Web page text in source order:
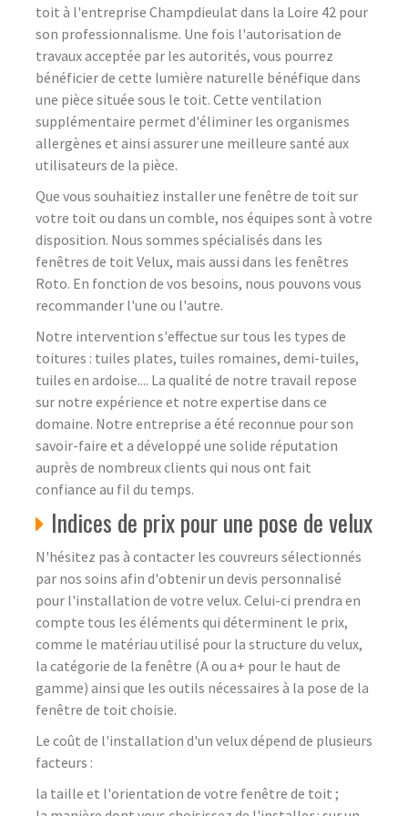
toit à l'entreprise Champdieulat dans la Loire 42 pour
son professionnalisme. Une fois l'autorisation de
travaux acceptée par les autorités, vous pourrez
bénéficier de cette lumière naturelle bénéfique dans
une pièce située sous le toit. Cette ventilation
supplémentaire permet d'éliminer les organismes
allergènes et ainsi assurer une meilleure santé aux
utilisateurs de la pièce.
Que vous souhaitiez installer une fenêtre de toit sur
votre toit ou dans un comble, nos équipes sont à votre
disposition. Nous sommes spécialisés dans les
fenêtres de toit Velux, mais aussi dans les fenêtres
Roto. En fonction de vos besoins, nous pouvons vous
recommander l'une ou l'autre.
Notre intervention s'effectue sur tous les types de
toitures : tuiles plates, tuiles romaines, demi-tuiles,
tuiles en ardoise.... La qualité de notre travail repose
sur notre expérience et notre expertise dans ce
domaine. Notre entreprise a été reconnue pour son
savoir-faire et a développé une solide réputation
auprès de nombreux clients qui nous ont fait
confiance au fil du temps.
Indices de prix pour une pose de velux
N'hésitez pas à contacter les couvreurs sélectionnés
par nos soins afin d'obtenir un devis personnalisé
pour l'installation de votre velux. Celui-ci prendra en
compte tous les éléments qui déterminent le prix,
comme le matériau utilisé pour la structure du velux,
la catégorie de la fenêtre (A ou a+ pour le haut de
gamme) ainsi que les outils nécessaires à la pose de la
fenêtre de toit choisie.
Le coût de l'installation d'un velux dépend de plusieurs
facteurs :
la taille et l'orientation de votre fenêtre de toit ;